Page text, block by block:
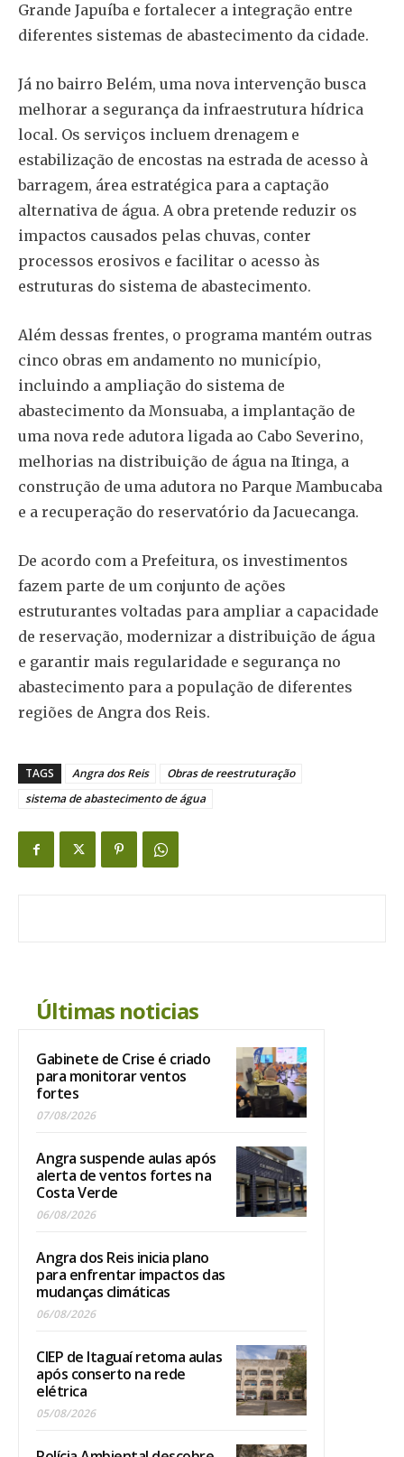
Grande Japuíba e fortalecer a integração entre
diferentes sistemas de abastecimento da cidade.
Já no bairro Belém, uma nova intervenção busca
melhorar a segurança da infraestrutura hídrica
local. Os serviços incluem drenagem e
estabilização de encostas na estrada de acesso à
barragem, área estratégica para a captação
alternativa de água. A obra pretende reduzir os
impactos causados pelas chuvas, conter
processos erosivos e facilitar o acesso às
estruturas do sistema de abastecimento.
Além dessas frentes, o programa mantém outras
cinco obras em andamento no município,
incluindo a ampliação do sistema de
abastecimento da Monsuaba, a implantação de
uma nova rede adutora ligada ao Cabo Severino,
melhorias na distribuição de água na Itinga, a
construção de uma adutora no Parque Mambucaba
e a recuperação do reservatório da Jacuecanga.
De acordo com a Prefeitura, os investimentos
fazem parte de um conjunto de ações
estruturantes voltadas para ampliar a capacidade
de reservação, modernizar a distribuição de água
e garantir mais regularidade e segurança no
abastecimento para a população de diferentes
regiões de Angra dos Reis.
TAGS Angra dos Reis
Obras de reestruturação
sistema de abastecimento de água
Últimas noticias
Gabinete de Crise é criado
para monitorar ventos
fortes
07/08/2026
Angra suspende aulas após
alerta de ventos fortes na
Costa Verde
06/08/2026
Angra dos Reis inicia plano
para enfrentar impactos das
mudanças climáticas
06/08/2026
CIEP de Itaguaí retoma aulas
após conserto na rede
elétrica
05/08/2026